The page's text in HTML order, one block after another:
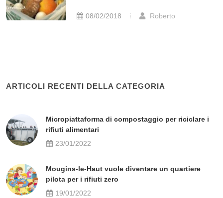
08/02/2018 Roberto
ARTICOLI RECENTI DELLA CATEGORIA
Micropiattaforma di compostaggio per riciclare i
rifiuti alimentari
23/01/2022
Mougins-le-Haut vuole diventare un quartiere
pilota per i rifiuti zero
19/01/2022